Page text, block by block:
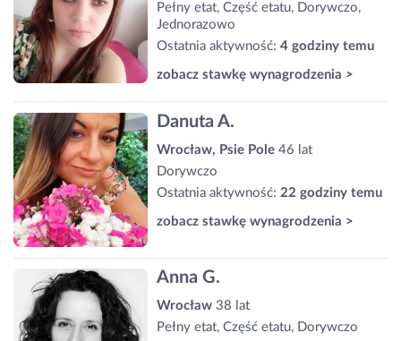
Pełny etat, Część etatu, Dorywczo,
Jednorazowo
Ostatnia aktywność: 4 godziny temu
zobacz stawkę wynagrodzenia >
Danuta A.
Wrocław, Psie Pole 46 lat
Dorywczo
Ostatnia aktywność: 22 godziny temu
zobacz stawkę wynagrodzenia >
Anna G.
Wrocław 38 lat
Pełny etat, Część etatu, Dorywczo